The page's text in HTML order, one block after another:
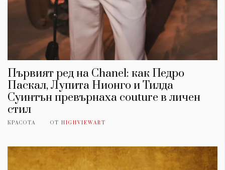
Първият ред на Chanel: как Педро
Паскал, Лупита Нионго и Тилда
Суинтън превърнаха couture в личен
стил
КРАСОТА ОТ HIGHVIEWART